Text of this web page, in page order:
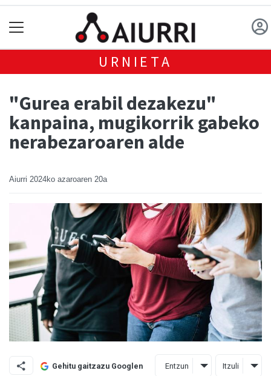
URNIETA
"Gurea erabil dezakezu"
kanpaina, mugikorrik gabeko
nerabezaroaren alde
Aiurri 2024ko azaroaren 20a
Gehitu gaitzazu Googlen Entzun Itzuli